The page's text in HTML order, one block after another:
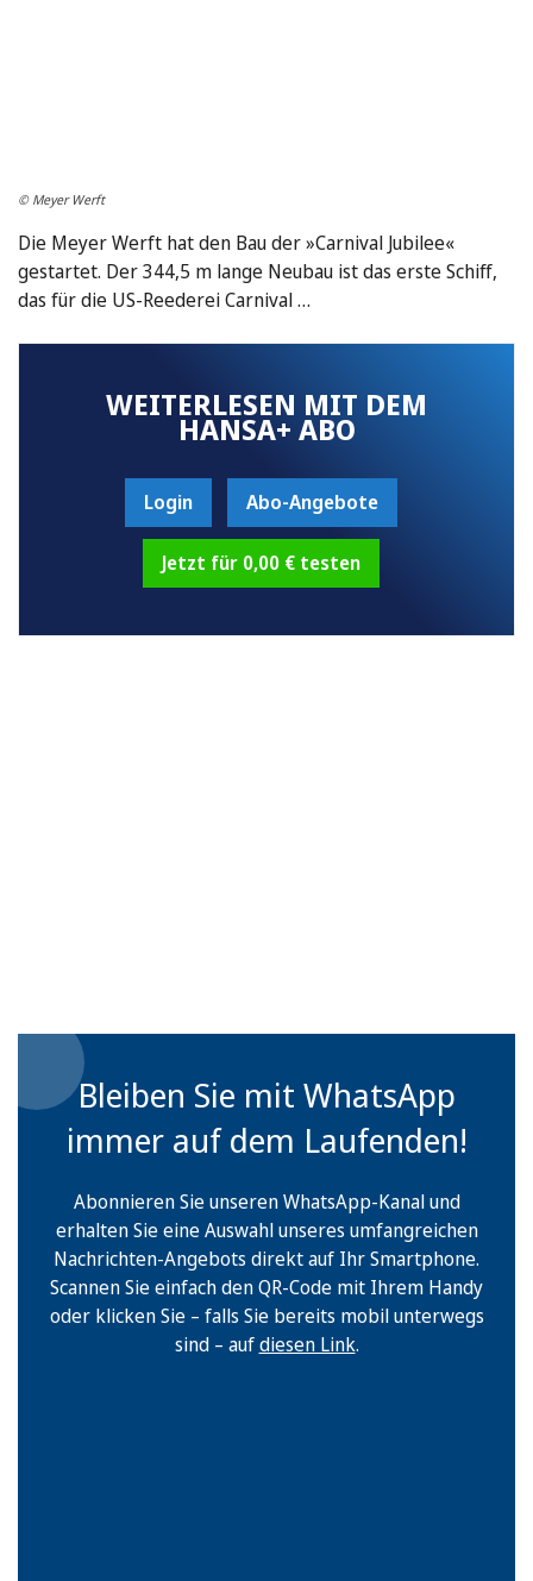
© Meyer Werft
Die Meyer Werft hat den Bau der »Carnival Jubilee«
gestartet. Der 344,5 m lange Neubau ist das erste Schiff,
das für die US-Reederei Carnival …
WEITERLESEN MIT DEM
HANSA+ ABO
Login Abo-Angebote
Jetzt für 0,00 € testen
Bleiben Sie mit WhatsApp
immer auf dem Laufenden!
Abonnieren Sie unseren WhatsApp-Kanal und
erhalten Sie eine Auswahl unseres umfangreichen
Nachrichten-Angebots direkt auf Ihr Smartphone.
Scannen Sie einfach den QR-Code mit Ihrem Handy
oder klicken Sie – falls Sie bereits mobil unterwegs
sind – aufdiesen Link.